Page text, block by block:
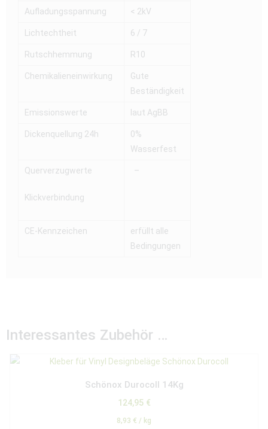
Aufladungsspannung < 2kV
Lichtechtheit 6 / 7
Rutschhemmung R10
Chemikalieneinwirkung
Gute
Beständigkeit
Emissionswerte laut AgBB
Dickenquellung 24h
0%
Wasserfest
Querverzugwerte
Klickverbindung
–
CE-Kennzeichen
erfüllt alle
Bedingungen
Interessantes Zubehör …
Schönox Durocoll 14Kg
124,95 €
8,93 € / kg